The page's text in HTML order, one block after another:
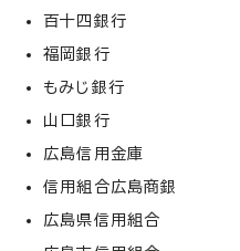
百十四銀行
福岡銀行
もみじ銀行
山口銀行
広島信用金庫
信用組合広島商銀
広島県信用組合